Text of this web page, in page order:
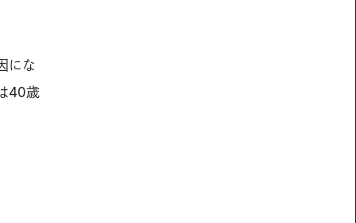
にな
40歳